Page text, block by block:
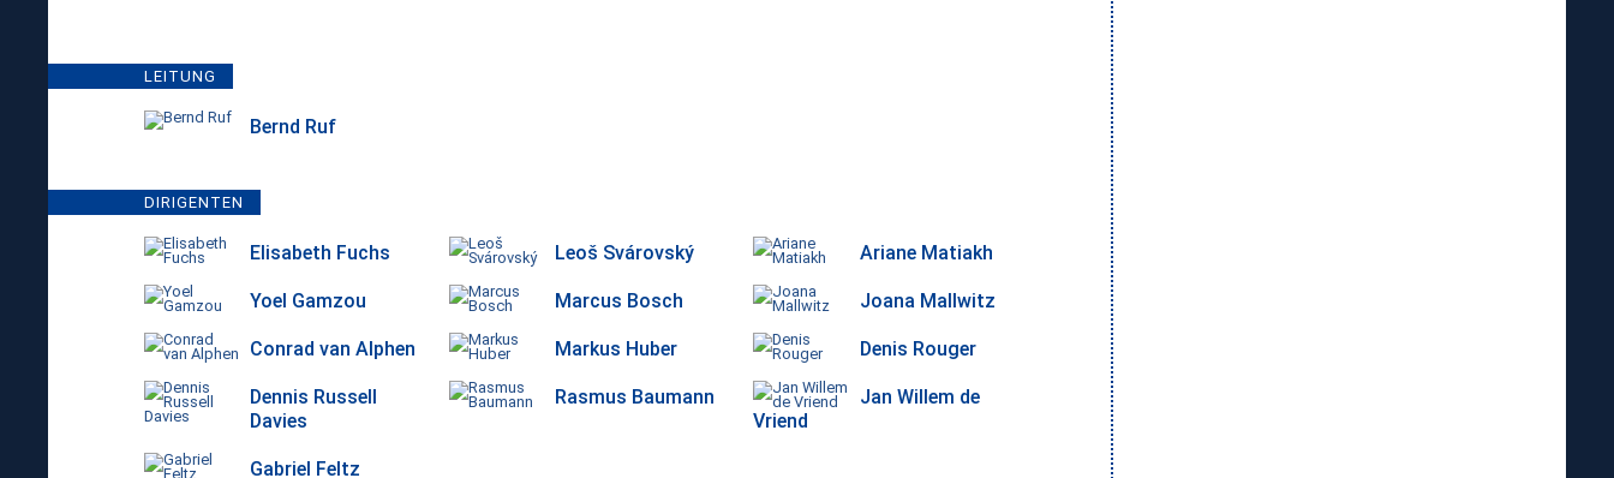
LEITUNG
Bernd Ruf
DIRIGENTEN
Elisabeth Fuchs Leoš Svárovský Ariane Matiakh
Yoel Gamzou Marcus Bosch Joana Mallwitz
Conrad van Alphen Markus Huber Denis Rouger
Dennis Russell
Davies
Rasmus Baumann
Jan Willem de
Vriend
Gabriel Feltz